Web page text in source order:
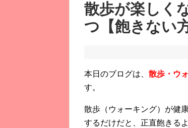
散歩が楽しく
つ【飽きない
本日のブログは、 散歩・ウ
す。
散歩（ウォーキング）が健
するだけだと、正直飽きるよ